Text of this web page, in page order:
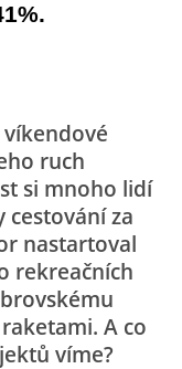
víkendové
ruch
si mnoho lidí
cestování za
nastartoval
rekreačních
A co
víme?